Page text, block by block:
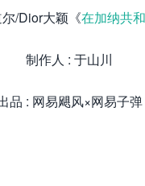
/Dior大颖《在加纳共
制作人 : 于山川
品 : 网易飓风×网易子弹